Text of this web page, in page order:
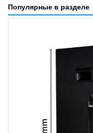
Популярные в разделе